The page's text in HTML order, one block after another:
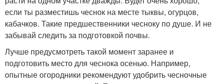
если ты разместишь чеснок на месте тыквы, огурцов,
кабачков. Такие предшественники чесноку по душе. И не
забывай следить за подготовкой почвы.
Лучше предусмотреть такой момент заранее и
подготовить место для чеснока осенью. Например,
опытные огородники рекомендуют удобрить чесночные